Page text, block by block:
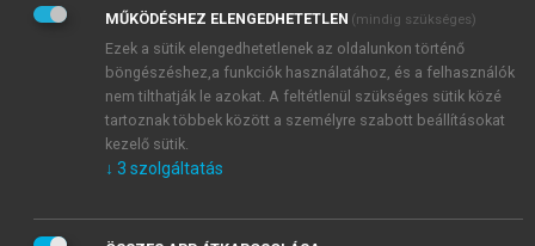
Természetesen nem könnyű a magánszférába való
beavatkozás, mert ez igen érzékeny terület. A
családorvosnak felkészültnek kell lennie a beteggel
és családjával való intim viszony etikai kérdéseinek
kezelésére.
Az orvoshoz forduló beteg korrekt ellátása a
sokrétű, büntetőjogi, polgárjogi, munkajogi
MŰKÖDÉSHEZ ELENGEDHETETLEN (mindig szükséges)
Ezek a sütik elengedhetetlenek az oldalunkon történő
böngészéshez,a funkciók használatához, és a felhasználók
nem tilthatják le azokat. A feltétlenül szükséges sütik közé
tartoznak többek között a személyre szabott beállításokat
kezelő sütik.
↓ 3 szolgáltatás